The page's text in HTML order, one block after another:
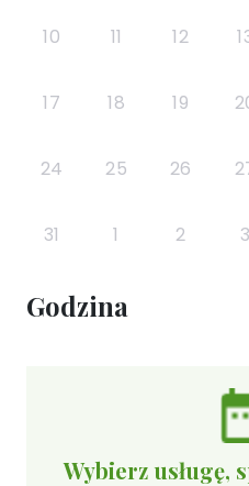
10 11 12
17 18 19
24 25 26
31 1 2 3
Godzina
Wybierz usługę,